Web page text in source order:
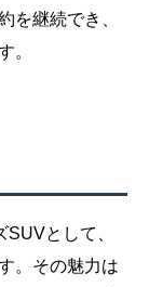
を継続でき、
。
として、
。その魅力は